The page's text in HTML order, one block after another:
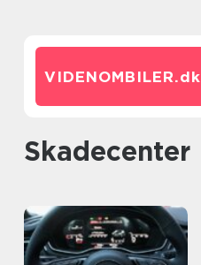
VIDENOMBILER.dk
skadecenter